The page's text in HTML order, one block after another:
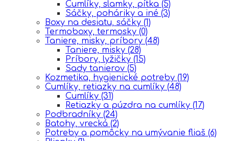
Cumlíky, slamky, pítka (5)
Sáčky, poháriky a iné (3)
Boxy na desiatu, sáčky (1)
Termoboxy, termosky (0)
Taniere, misky, príbory (48)
Taniere, misky (28)
Príbory, lyžičky (15)
Sady tanierov (5)
Kozmetika, hygienické potreby (19)
Cumlíky, retiazky na cumlíky (48)
Cumlíky (31)
Retiazky a púzdra na cumlíky (17)
Podbradníky (24)
Batohy, vrecká (2)
Potreby a pomôcky na umývanie fliaš (6)